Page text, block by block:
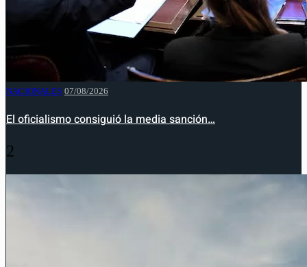
NACIONALES 07/08/2026
El oficialismo consiguió la media sanción…
2